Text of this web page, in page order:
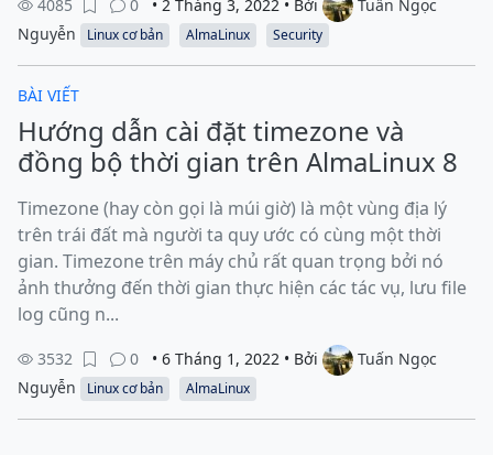
4085 0 • 2 Tháng 3, 2022 • Bởi
Tuấn Ngọc
Nguyễn
Linux cơ bản AlmaLinux Security
BÀI VIẾT
Hướng dẫn cài đặt timezone và
đồng bộ thời gian trên AlmaLinux 8
Timezone (hay còn gọi là múi giờ) là một vùng địa lý
trên trái đất mà người ta quy ước có cùng một thời
gian. Timezone trên máy chủ rất quan trọng bởi nó
ảnh thưởng đến thời gian thực hiện các tác vụ, lưu file
log cũng n...
3532 0 • 6 Tháng 1, 2022 • Bởi
Tuấn Ngọc
Nguyễn
Linux cơ bản AlmaLinux